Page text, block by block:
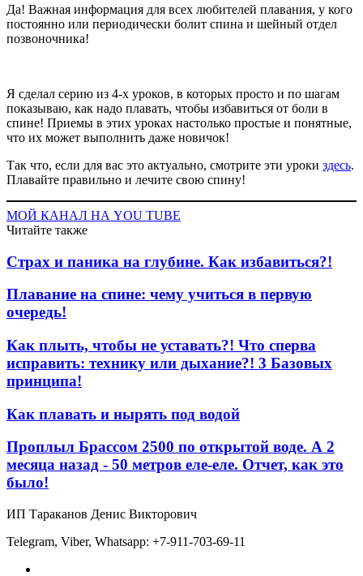
Да! Важная информация для всех любителей плавания, у кого
постоянно или периодически болит спина и шейный отдел
позвоночника!
Я сделал серию из 4-х уроков, в которых просто и по шагам
показываю, как надо плавать, чтобы избавиться от боли в
спине! Приемы в этих уроках настолько простые и понятные,
что их может выполнить даже новичок!
Так что, если для вас это актуально, смотрите эти уроки здесь.
Плавайте правильно и лечите свою спину!
МОЙ КАНАЛ НА YOU TUBE
Читайте также
Страх и паника на глубине. Как избавиться?!
Плавание на спине: чему учиться в первую
очередь!
Как плыть, чтобы не уставать?! Что сперва
исправить: технику или дыхание?! 3 Базовых
принципа!
Как плавать и нырять под водой
Проплыл Брассом 2500 по открытой воде. А 2
месяца назад - 50 метров еле-еле. Отчет, как это
было!
ИП Тараканов Денис Викторович
Telegram, Viber, Whatsapp: +7-911-703-69-11